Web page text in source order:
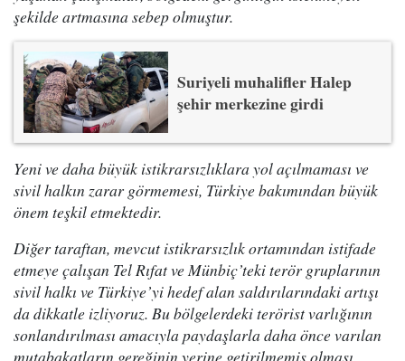
şekilde artmasına sebep olmuştur.
Suriyeli muhalifler Halep
şehir merkezine girdi
Yeni ve daha büyük istikrarsızlıklara yol açılmaması ve
sivil halkın zarar görmemesi, Türkiye bakımından büyük
önem teşkil etmektedir.
Diğer taraftan, mevcut istikrarsızlık ortamından istifade
etmeye çalışan Tel Rıfat ve Münbiç’teki terör gruplarının
sivil halkı ve Türkiye’yi hedef alan saldırılarındaki artışı
da dikkatle izliyoruz. Bu bölgelerdeki terörist varlığının
sonlandırılması amacıyla paydaşlarla daha önce varılan
mutabakatların gereğinin yerine getirilmemiş olması